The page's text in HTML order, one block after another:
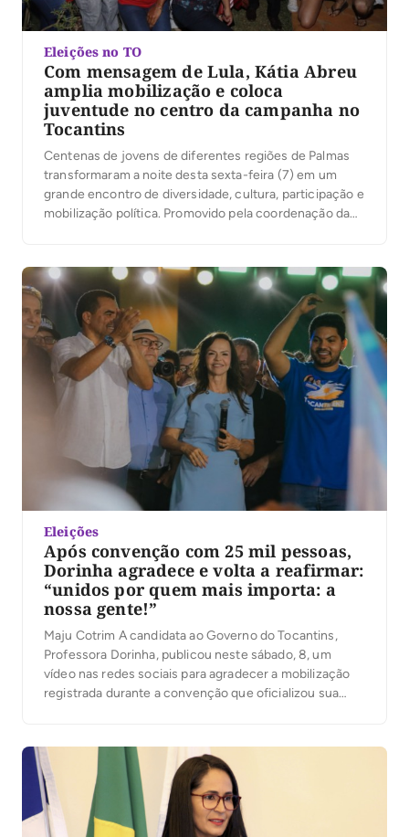
Eleições no TO
Com mensagem de Lula, Kátia Abreu
amplia mobilização e coloca
juventude no centro da campanha no
Tocantins
Centenas de jovens de diferentes regiões de Palmas
transformaram a noite desta sexta-feira (7) em um
grande encontro de diversidade, cultura, participação e
mobilização política. Promovido pela coordenação da
o evento reuniu jovens de Palmas em torno de […]
Eleições
Após convenção com 25 mil pessoas,
Dorinha agradece e volta a reafirmar:
“unidos por quem mais importa: a
nossa gente!”
Maju Cotrim A candidata ao Governo do Tocantins,
Professora Dorinha, publicou neste sábado, 8, um
vídeo nas redes sociais para agradecer a mobilização
registrada durante a convenção que oficializou sua
destacou a presença das caravanas, lideranças e
apoiadores que participaram […]